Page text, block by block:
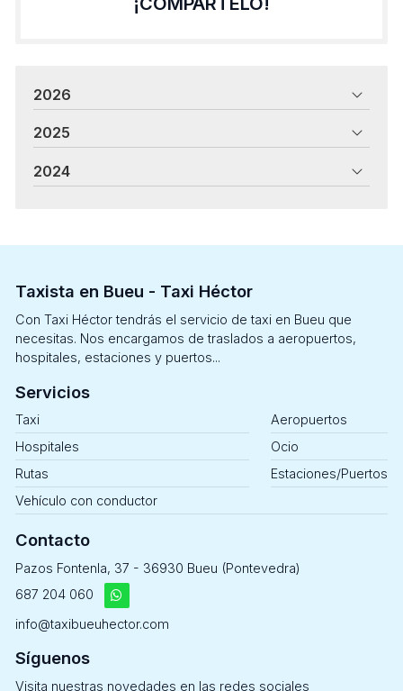
2026
2025
2024
Taxista en Bueu - Taxi Héctor
Con Taxi Héctor tendrás el servicio de taxi en Bueu que
necesitas. Nos encargamos de traslados a aeropuertos,
hospitales, estaciones y puertos...
Servicios
Taxi
Aeropuertos
Hospitales
Ocio
Rutas
Estaciones/Puertos
Vehículo con conductor
Contacto
Pazos Fontenla, 37 - 36930 Bueu (Pontevedra)
687 204 060
info@taxibueuhector.com
Síguenos
Visita nuestras novedades en las redes sociales